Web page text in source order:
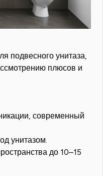
подвесного унитаза,
плюсов и
современный
унитазом.
до 10–15